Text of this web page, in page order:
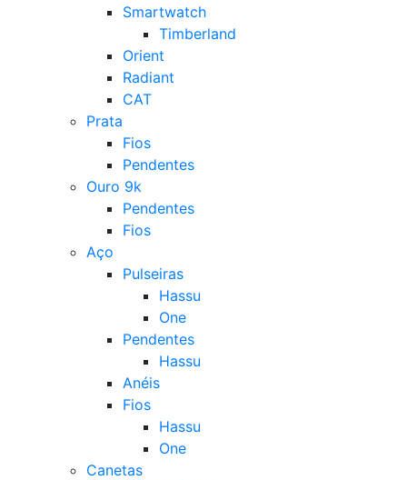
Smartwatch
Timberland
Orient
Radiant
CAT
Prata
Fios
Pendentes
Ouro 9k
Pendentes
Fios
Aço
Pulseiras
Hassu
One
Pendentes
Hassu
Anéis
Fios
Hassu
One
Canetas